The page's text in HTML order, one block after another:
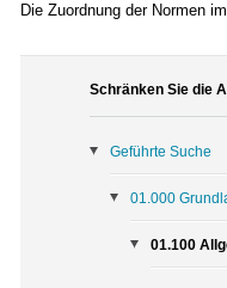
Die Zuordnung der Normen
Schränken Sie die
Geführte Suche
01.000
01.100